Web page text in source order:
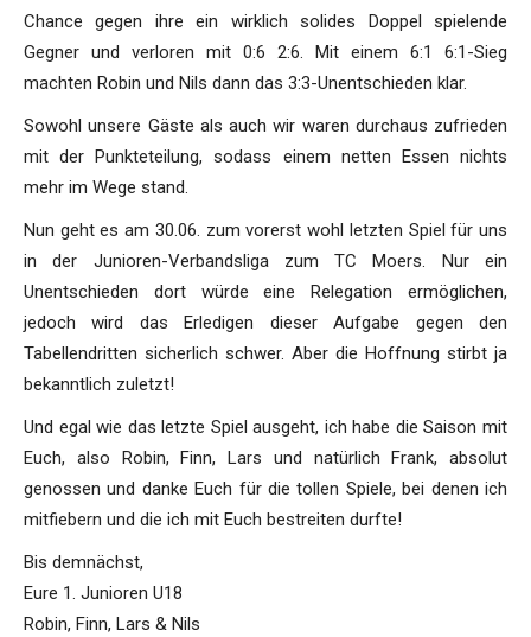
Chance gegen ihre ein wirklich solides Doppel spielende
Gegner und verloren mit 0:6 2:6. Mit einem 6:1 6:1-Sieg
machten Robin und Nils dann das 3:3-Unentschieden klar.
Sowohl unsere Gäste als auch wir waren durchaus zufrieden
mit der Punkteteilung, sodass einem netten Essen nichts
mehr im Wege stand.
Nun geht es am 30.06. zum vorerst wohl letzten Spiel für uns
in der Junioren-Verbandsliga zum TC Moers. Nur ein
Unentschieden dort würde eine Relegation ermöglichen,
jedoch wird das Erledigen dieser Aufgabe gegen den
Tabellendritten sicherlich schwer. Aber die Hoffnung stirbt ja
bekanntlich zuletzt!
Und egal wie das letzte Spiel ausgeht, ich habe die Saison mit
Euch, also Robin, Finn, Lars und natürlich Frank, absolut
genossen und danke Euch für die tollen Spiele, bei denen ich
mitfiebern und die ich mit Euch bestreiten durfte!
Bis demnächst,
Eure 1. Junioren U18
Robin, Finn, Lars & Nils